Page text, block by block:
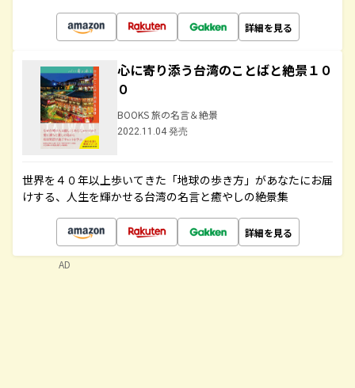
詳細を見る
心に寄り添う台湾のことばと絶景１０
０
BOOKS 旅の名言＆絶景
2022.11.04 発売
世界を４０年以上歩いてきた「地球の歩き方」があなたにお届
けする、人生を輝かせる台湾の名言と癒やしの絶景集
詳細を見る
AD